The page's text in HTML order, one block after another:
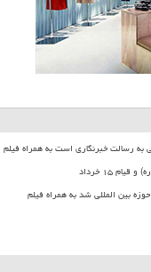
به رسالت خبرنگاری است به همراه فیلم
۱۵ خرداد
بین المللی شد به همراه فیلم